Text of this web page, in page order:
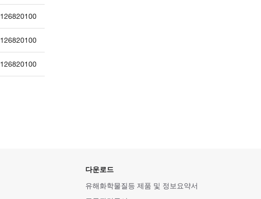
126820100
126820100
126820100
다운로드
유해화학물질등 제품 및 정보요약서